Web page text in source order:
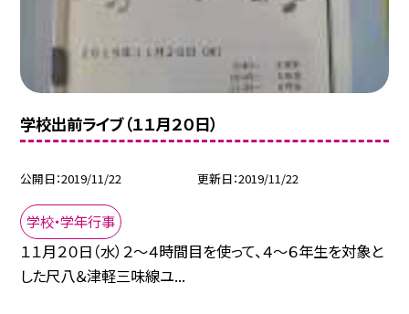
学校出前ライブ（１１月２０日）
公開日 2019/11/22 更新日 2019/11/22
学校・学年行事
１１月２０日（水）２〜４時間目を使って、４〜６年生を対象と
した尺八＆津軽三味線ユ...